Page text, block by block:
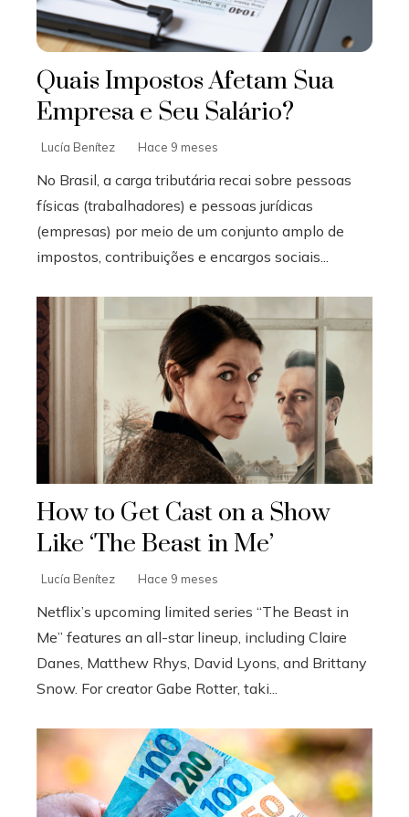
Quais Impostos Afetam Sua
Empresa e Seu Salário?
Lucía Benítez Hace 9 meses
No Brasil, a carga tributária recai sobre pessoas
físicas (trabalhadores) e pessoas jurídicas
(empresas) por meio de um conjunto amplo de
impostos, contribuições e encargos sociais...
How to Get Cast on a Show
Like ‘The Beast in Me’
Lucía Benítez Hace 9 meses
Netflix’s upcoming limited series “The Beast in
Me” features an all-star lineup, including Claire
Danes, Matthew Rhys, David Lyons, and Brittany
Snow. For creator Gabe Rotter, taki...